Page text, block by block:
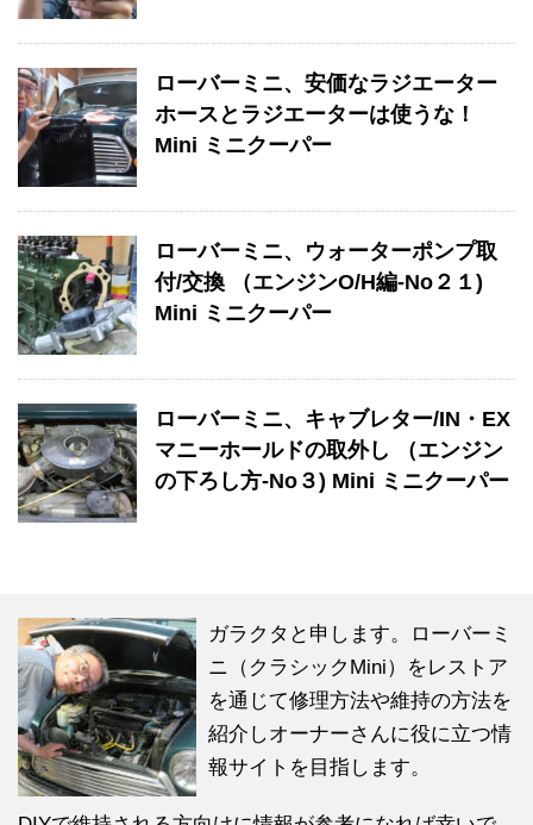
ローバーミニ、安価なラジエーター
ホースとラジエーターは使うな！
Mini ミニクーパー
ローバーミニ、ウォーターポンプ取
付/交換 （エンジンO/H編-No２１)
Mini ミニクーパー
ローバーミニ、キャブレター/IN・EX
マニーホールドの取外し （エンジン
の下ろし方-No３) Mini ミニクーパー
ガラクタと申します。ローバーミ
ニ（クラシックMini）をレストア
を通じて修理方法や維持の方法を
紹介しオーナーさんに役に立つ情
報サイトを目指します。